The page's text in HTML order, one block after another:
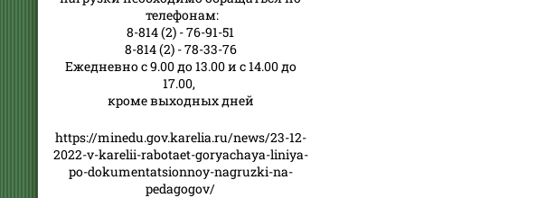
телефонам:
8-814 (2) - 76-91-51
8-814 (2) - 78-33-76
Ежедневно с 9.00 до 13.00 и с 14.00 до
17.00,
кроме выходных дней
https://minedu.gov.karelia.ru/news/23-12-
2022-v-karelii-rabotaet-goryachaya-liniya-
po-dokumentatsionnoy-nagruzki-na-
pedagogov/